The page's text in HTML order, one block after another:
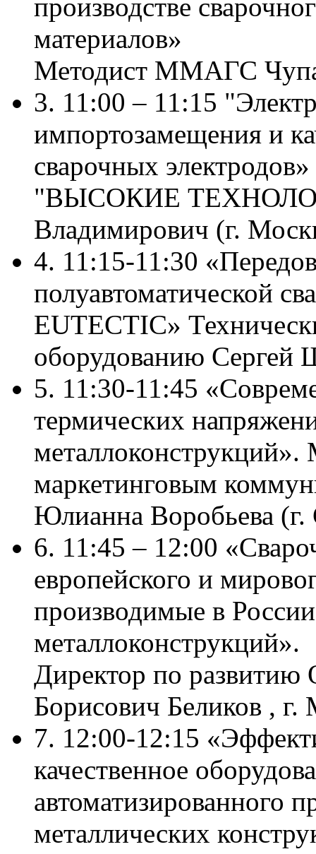
производстве
материалов»
Методист ММАГС
3. 11:00 – 11:15
импортозамещения и
сварочных
"ВЫСОКИЕ
Владимирович (г.
4. 11:15-11:30
полуавтоматической
EUTECTIC»
оборудованию Сергей
5. 11:30-11:45
термических
маркетинговым
Юлианна Воробьева (г.
6. 11:45 – 12:00
европейского и
производимые в
металлоконструкций».
Директор по
Борисович Беликов , г.
7. 12:00-12:15
качественное
автоматизированного
металлических